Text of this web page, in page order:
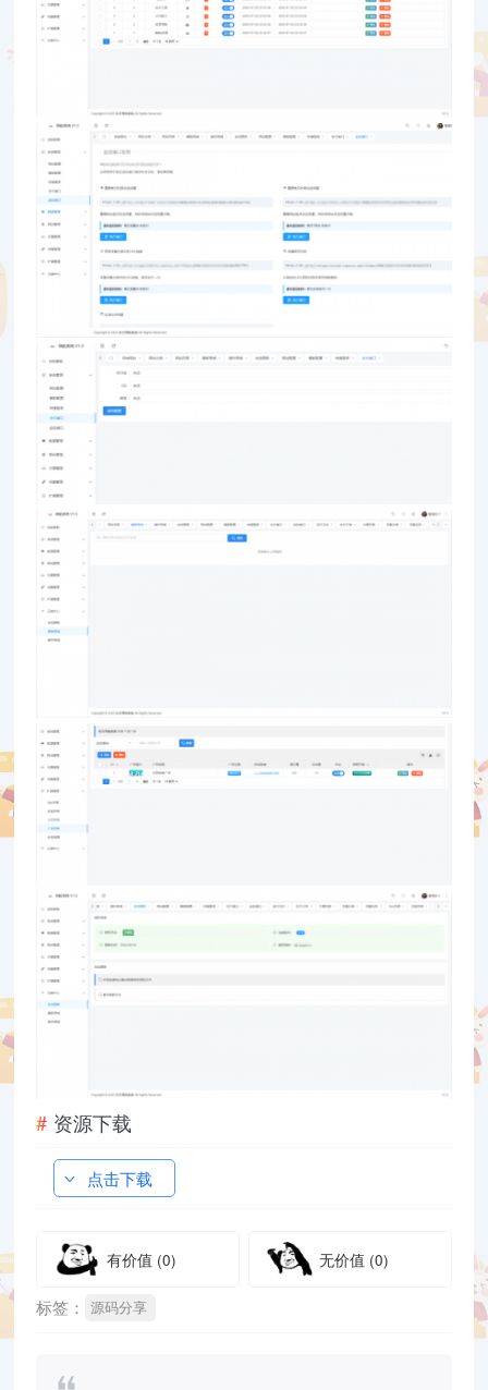
资源下载
点击下载
有价值 (0) 无价值 (0)
标签： 源码分享